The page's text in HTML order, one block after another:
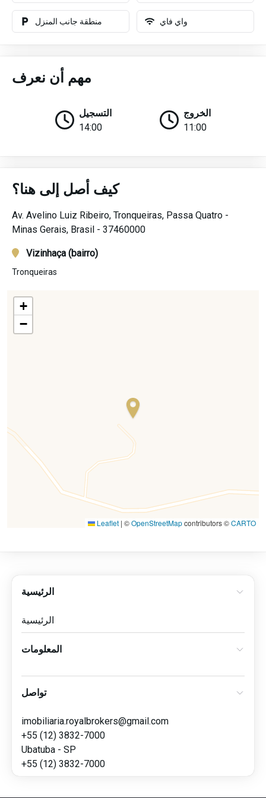
منطقة جانب المنزل واي فاي
مهم أن نعرف
التسجيل
14:00
الخروج
11:00
كيف أصل إلى هنا؟
Av. Avelino Luiz Ribeiro, Tronqueiras, Passa Quatro -
Minas Gerais, Brasil - 37460000
Vizinhaça (bairro)
Tronqueiras
+
−
Leaflet | ©OpenStreetMapcontributors ©CARTO
الرئيسية
الرئيسية
المعلومات
تواصل
imobiliaria.royalbrokers@gmail.com
+55 (12) 3832-7000
Ubatuba - SP
+55 (12) 3832-7000